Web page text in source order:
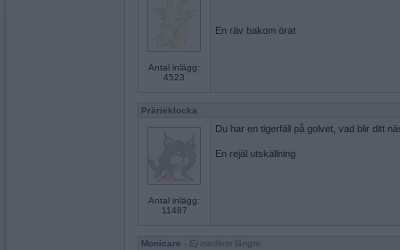
Antal inlägg:
4523
En räv bakom örat
Prärieklocka
Antal inlägg:
11487
Du har en tigerfäll på golvet, vad blir ditt
En rejäl utskällning
Monicare - Ej medlem längre